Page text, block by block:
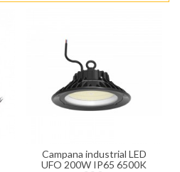
Campana industrial LED
UFO 200W IP65 6500K